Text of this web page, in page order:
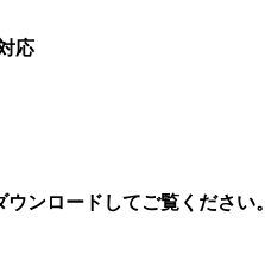
応
ンロードしてご覧ください。